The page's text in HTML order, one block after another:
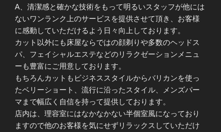
A、清潔感と確かな技術をもって明るいスタッフが他には
ないワンランク上のサービスを提供させて頂き、お客様
に感動していただけるよう日々向上しております。
カット以外にも床屋ならではの顔剃りや多数のヘッドス
パ、フェイシャルエステなどのリラクゼーションメニュ
ーも豊富にご用意しております。
もちろんカットもビジネススタイルからバリカンを使っ
たベリーショート、流行に沿ったスタイル、メンズパー
マまで幅広く自信を持って提供しております。
店内は、理容室にはなかなかない半個室風になっており
ますので他のお客様を気にせずリラックスしていただけ